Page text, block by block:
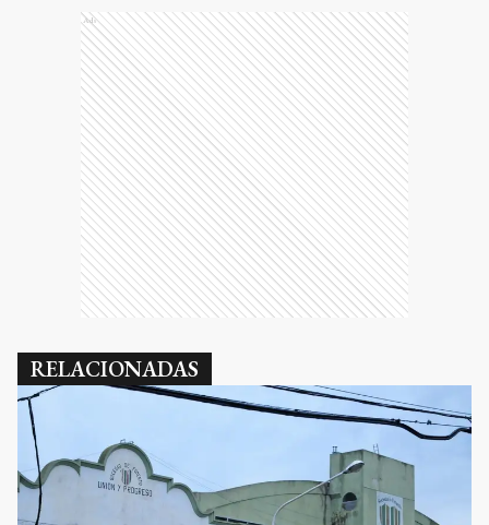
Ads
RELACIONADAS